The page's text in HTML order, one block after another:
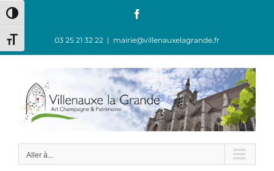
Passer en contraste élevé
Changer la taille de la police
Passer
au
03 25 21 32 22 | mairie@villenauxelagrande.fr
Aller à...